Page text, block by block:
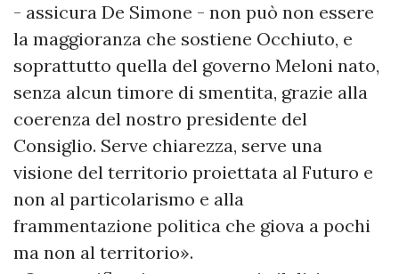
- assicura De Simone - non può non essere
la maggioranza che sostiene Occhiuto, e
soprattutto quella del governo Meloni nato,
senza alcun timore di smentita, grazie alla
coerenza del nostro presidente del
Consiglio. Serve chiarezza, serve una
visione del territorio proiettata al Futuro e
non al particolarismo e alla
frammentazione politica che giova a pochi
ma non al territorio».